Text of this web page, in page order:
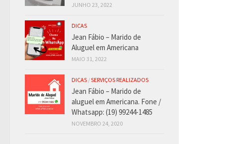
JUNHO 23, 2022
DICAS
Jean Fábio – Marido de
Aluguel em Americana
MAIO 31, 2022
DICAS /SERVIÇOS REALIZADOS
Jean Fábio – Marido de
aluguel em Americana. Fone /
Whatsapp: (19) 99244-1485
NOVEMBRO 24, 2020